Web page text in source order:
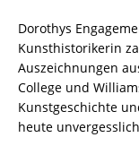
Dorothys
Kunsthistorikerin
Auszeichnungen
College und
Kunstgeschichte
heute